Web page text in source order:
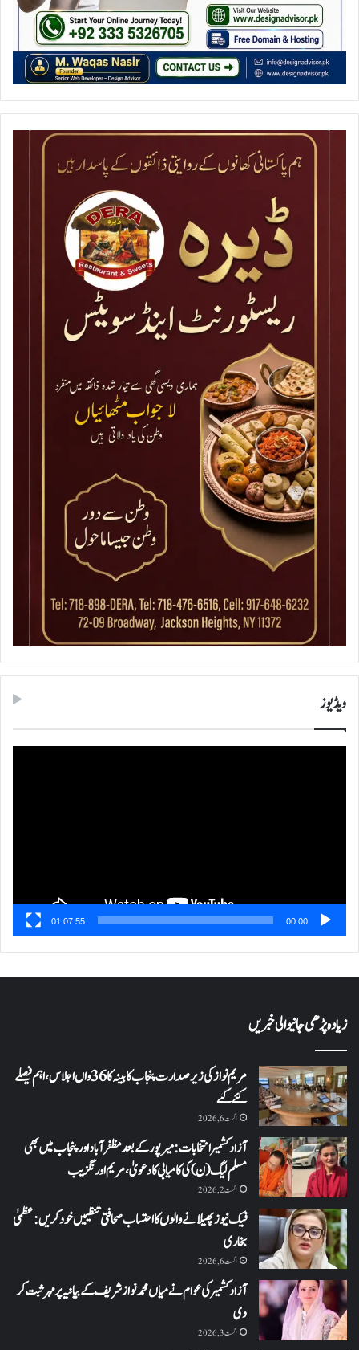
ویڈیوز
00:00
01:07:55
زیادہ پڑھی جانیوالی خبریں
مریم نواز کی زیر صدارت پنجاب کابینہ کا 36واں اجلاس،اہم فیصلے
کئے گئے
اگست 6, 2026
آزاد کشمیر انتخابات: میرپور کے بعد مظفرآباد اور پنجاب میں بھی
مسلم لیگ (ن) کی کامیابی کا دعویٰ، مریم اورنگزیب
اگست 2, 2026
فیک نیوز پھیلانے والوں کا احتساب صحافتی تنظیمیں خود کریں: عظمیٰ
بخاری
اگست 6, 2026
آزاد کشمیر کی عوام نے میاں محمد نواز شریف کے بیانیہ پر مہر ثبت کر
دی
اگست 3, 2026